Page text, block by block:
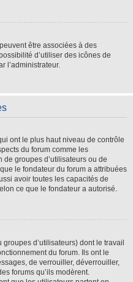
être associées à des
d’utiliser des icônes de
l’administrateur.
ont le plus haut niveau de contrôle
du forum comme les
groupes d’utilisateurs ou de
le fondateur du forum a attribuées
avoir toutes les capacités de
ce que le fondateur a autorisé.
d’utilisateurs) dont le travail
du forum. Ils ont le
de verrouiller, déverrouiller,
forums qu’ils modèrent.